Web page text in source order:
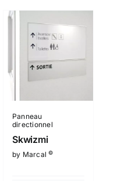
Panneau
directionnel
Skwizmi
by Marcal©